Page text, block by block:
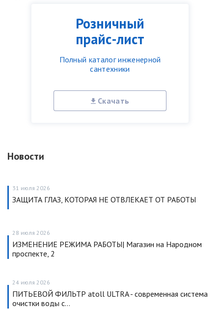
Розничный
прайс-лист
Полный каталог инженерной
сантехники
Скачать
Новости
31 июля 2026
ЗАЩИТА ГЛАЗ, КОТОРАЯ НЕ ОТВЛЕКАЕТ ОТ РАБОТЫ
28 июля 2026
ИЗМЕНЕНИЕ РЕЖИМА РАБОТЫ| Магазин на Народном
проспекте, 2
24 июля 2026
ПИТЬЕВОЙ ФИЛЬТР atoll ULTRA - современная система
очистки воды с…